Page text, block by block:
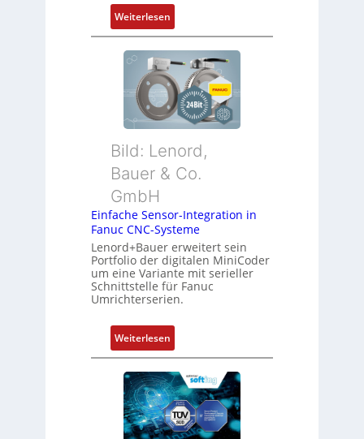
Weiterlesen:
D
r
a
h
t
l
s
t
e
g
r
a
t
i
o
n
v
o
n
A
Bild: Lenord,
Bauer & Co.
GmbH
Einfache Sensor-Integration in
Fanuc CNC-Systeme
Lenord+Bauer erweitert sein
Portfolio der digitalen MiniCoder
um eine Variante mit serieller
Schnittstelle für Fanuc
Umrichterserien.
Weiterlesen:
E
i
n
f
a